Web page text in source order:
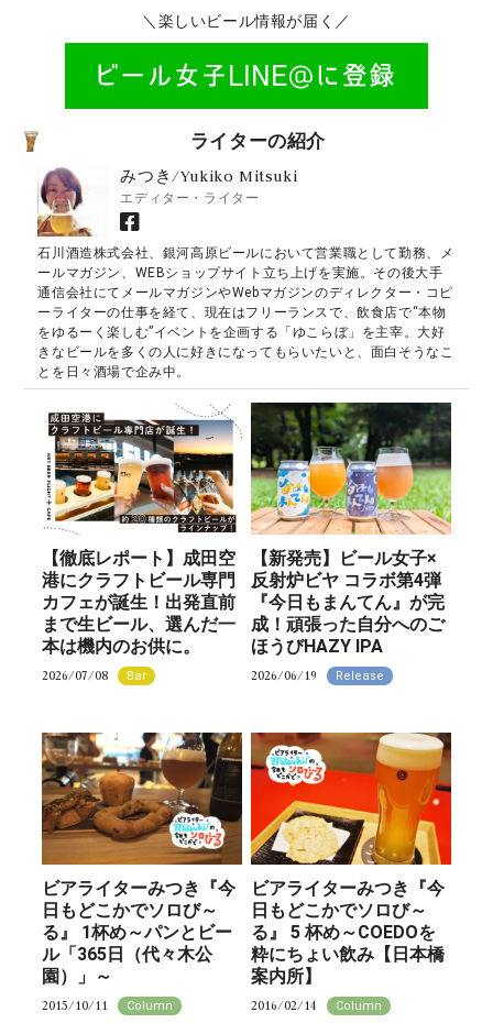
＼楽しいビール情報が届く／
ライターの紹介
みつき/Yukiko Mitsuki
エディター・ライター
石川酒造株式会社、銀河高原ビールにおいて営業職として勤務、メ
ールマガジン、WEBショップサイト立ち上げを実施。その後大手
通信会社にてメールマガジンやWebマガジンのディレクター・コピ
ーライターの仕事を経て、現在はフリーランスで、飲食店で“本物
をゆるーく楽しむ”イベントを企画する「ゆこらぼ」を主宰。大好
きなビールを多くの人に好きになってもらいたいと、面白そうなこ
とを日々酒場で企み中。
【徹底レポート】成田空
港にクラフトビール専門
カフェが誕生！出発直前
まで生ビール、選んだ一
本は機内のお供に。
2026/07/08 Bar
【新発売】ビール女子×
反射炉ビヤ コラボ第4弾
『今日もまんてん』が完
成！頑張った自分へのご
ほうびHAZY IPA
2026/06/19 Release
ビアライターみつき『今
日もどこかでソロび～
る』 1杯め～パンとビー
ル「365日（代々木公
園）」～
2015/10/11 Column
ビアライターみつき『今
日もどこかでソロび～
る』 5 杯め～COEDOを
粋にちょい飲み【日本橋
案内所】
2016/02/14 Column